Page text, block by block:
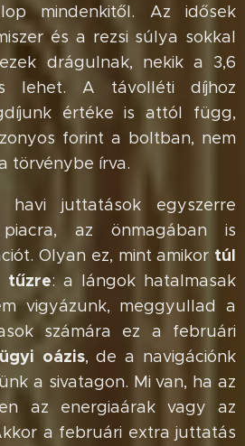
mindenkitől. Az idősek
és a rezsi súlya sokkal
drágulnak, nekik a 3,6
lehet. A távolléti díjhoz
értéke is attól függ,
forint a boltban, nem
törvénybe írva.
juttatások egyszerre
az önmagában is
Olyan ez, mint amikor túl
tűzre: a lángok hatalmasak
vigyázunk, meggyullad a
számára ez a februári
oázis, de a navigációnk
a sivatagon. Mi van, ha az
az energiaárak vagy az
a februári extra juttatás